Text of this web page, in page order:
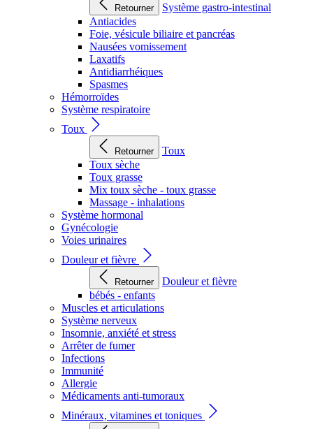
Retourner
Système gastro-intestinal
Antiacides
Foie, vésicule biliaire et pancréas
Nausées vomissement
Laxatifs
Antidiarrhéiques
Spasmes
Hémorroïdes
Système respiratoire
Toux
Retourner
Toux
Toux sèche
Toux grasse
Mix toux sèche - toux grasse
Massage - inhalations
Système hormonal
Gynécologie
Voies urinaires
Douleur et fièvre
Retourner
Douleur et fièvre
bébés - enfants
Muscles et articulations
Système nerveux
Insomnie, anxiété et stress
Arrêter de fumer
Infections
Immunité
Allergie
Médicaments anti-tumoraux
Minéraux, vitamines et toniques